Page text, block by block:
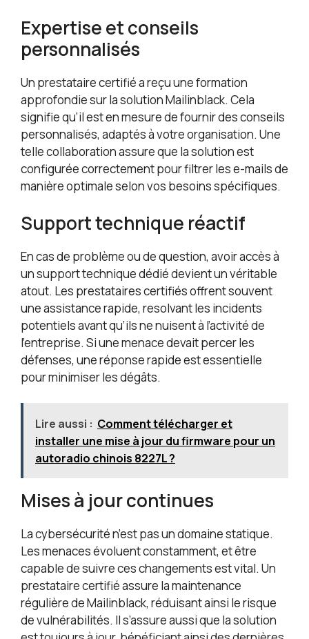
Expertise et conseils
personnalisés
Un prestataire certifié a reçu une formation
approfondie sur la solution Mailinblack. Cela
signifie qu’il est en mesure de fournir des conseils
personnalisés, adaptés à votre organisation. Une
telle collaboration assure que la solution est
configurée correctement pour filtrer les e-mails de
manière optimale selon vos besoins spécifiques.
Support technique réactif
En cas de problème ou de question, avoir accès à
un support technique dédié devient un véritable
atout. Les prestataires certifiés offrent souvent
une assistance rapide, resolvant les incidents
potentiels avant qu’ils ne nuisent à l’activité de
l’entreprise. Si une menace devait percer les
défenses, une réponse rapide est essentielle
pour minimiser les dégâts.
Lire aussi : Comment télécharger et
installer une mise à jour du firmware pour un
autoradio chinois 8227L ?
Mises à jour continues
La cybersécurité n’est pas un domaine statique.
Les menaces évoluent constamment, et être
capable de suivre ces changements est vital. Un
prestataire certifié assure la maintenance
régulière de Mailinblack, réduisant ainsi le risque
de vulnérabilités. Il s’assure aussi que la solution